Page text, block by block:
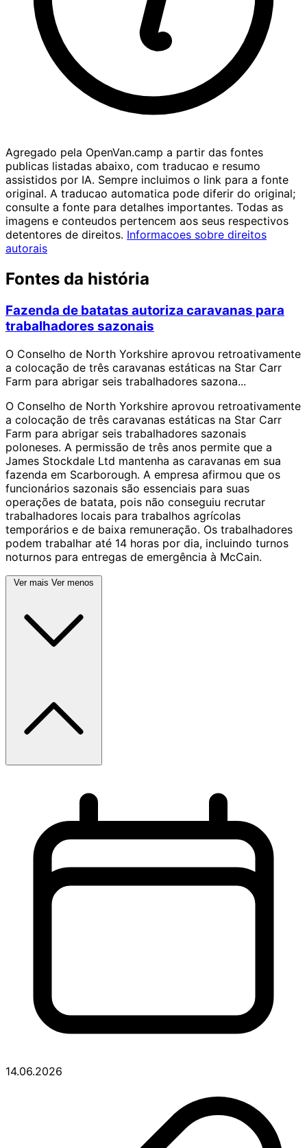
Agregado pela OpenVan.camp a partir das fontes
publicas listadas abaixo, com traducao e resumo
assistidos por IA. Sempre incluimos o link para a fonte
original. A traducao automatica pode diferir do original;
consulte a fonte para detalhes importantes. Todas as
imagens e conteudos pertencem aos seus respectivos
detentores de direitos. Informacoes sobre direitos
autorais
Fontes da história
Fazenda de batatas autoriza caravanas para
trabalhadores sazonais
O Conselho de North Yorkshire aprovou retroativamente
a colocação de três caravanas estáticas na Star Carr
Farm para abrigar seis trabalhadores sazona...
O Conselho de North Yorkshire aprovou retroativamente
a colocação de três caravanas estáticas na Star Carr
Farm para abrigar seis trabalhadores sazonais
poloneses. A permissão de três anos permite que a
James Stockdale Ltd mantenha as caravanas em sua
fazenda em Scarborough. A empresa afirmou que os
funcionários sazonais são essenciais para suas
operações de batata, pois não conseguiu recrutar
trabalhadores locais para trabalhos agrícolas
temporários e de baixa remuneração. Os trabalhadores
podem trabalhar até 14 horas por dia, incluindo turnos
noturnos para entregas de emergência à McCain.
Ver mais Ver menos
14.06.2026